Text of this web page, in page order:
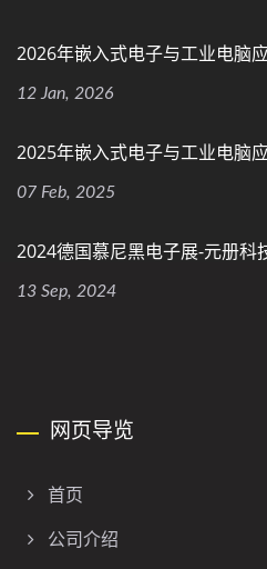
2026年嵌入式电子与工业电脑
12 Jan, 2026
2025年嵌入式电子与工业电脑
07 Feb, 2025
2024德国慕尼黑电子展-元册科
13 Sep, 2024
网页导览
首页
公司介绍